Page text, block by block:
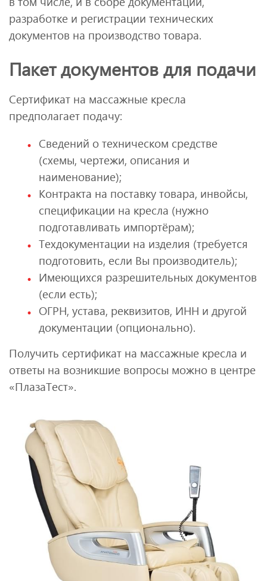
разработке и регистрации технических
документов на производство товара.
Пакет документов для подачи
Сертификат на массажные кресла
предполагает подачу:
Сведений о техническом средстве
(схемы, чертежи, описания и
наименование);
Контракта на поставку товара, инвойсы,
спецификации на кресла (нужно
подготавливать импортёрам);
Техдокументации на изделия (требуется
подготовить, если Вы производитель);
Имеющихся разрешительных документов
(если есть);
ОГРН, устава, реквизитов, ИНН и другой
документации (опционально).
Получить сертификат на массажные кресла и
ответы на возникшие вопросы можно в центре
«ПлазаТест».